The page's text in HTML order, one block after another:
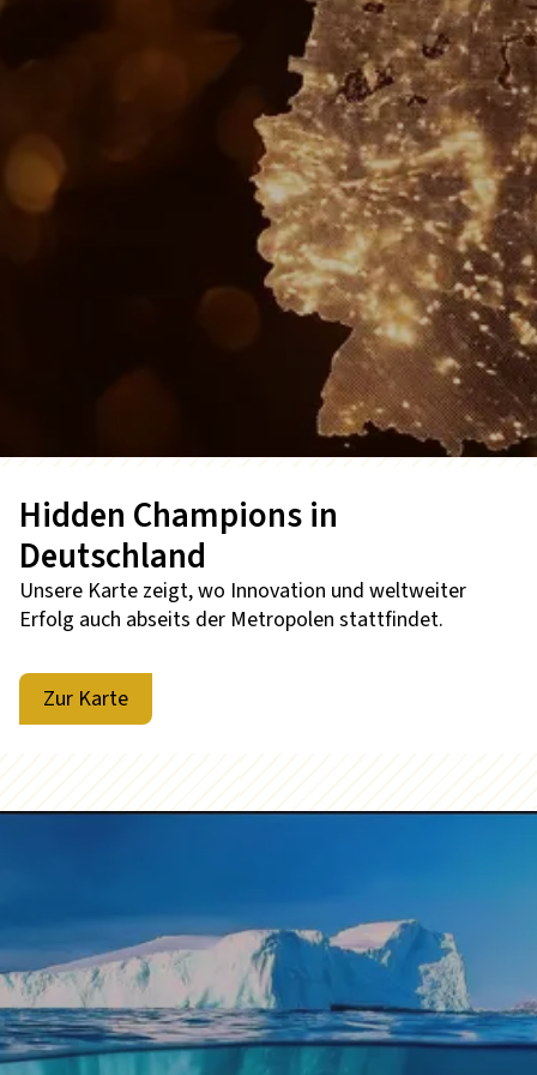
Hidden Champions in
Deutschland
Unsere Karte zeigt, wo Innovation und weltweiter
Erfolg auch abseits der Metropolen stattfindet.
Zur Karte